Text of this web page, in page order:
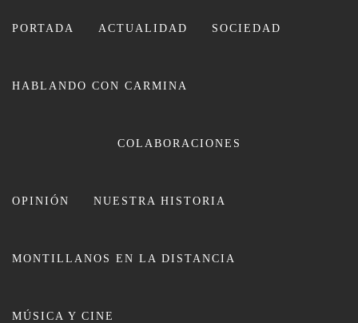
PORTADA ACTUALIDAD SOCIEDAD
HABLANDO CON CARMINA
COLABORACIONES
OPINIÓN NUESTRA HISTORIA
MONTILLANOS EN LA DISTANCIA
MÚSICA Y CINE
CARMINA LEIVA
Entrevista / El alumnado del